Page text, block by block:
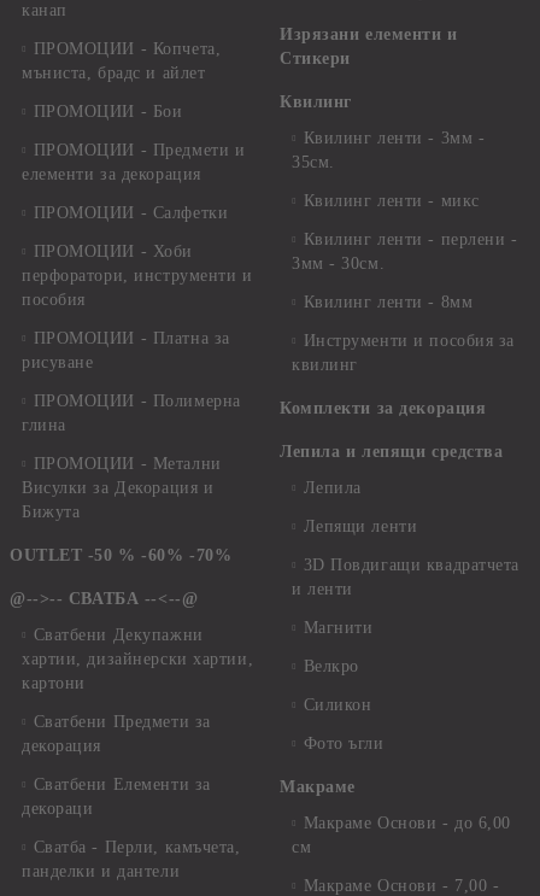
канап
ПРОМОЦИИ - Копчета,
мъниста, брадс и айлет
ПРОМОЦИИ - Бои
ПРОМОЦИИ - Предмети и
елементи за декорация
ПРОМОЦИИ - Салфетки
ПРОМОЦИИ - Хоби
перфоратори, инструменти и
пособия
ПРОМОЦИИ - Платна за
рисуване
ПРОМОЦИИ - Полимерна
глина
ПРОМОЦИИ - Метални
Висулки за Декорация и
Бижута
OUTLET -50 % -60% -70%
@-->-- СВАТБА --<--@
Сватбени Декупажни
хартии, дизайнерски хартии,
картони
Сватбени Предмети за
декорация
Сватбени Елементи за
декораци
Сватба - Перли, камъчета,
панделки и дантели
Изрязани елементи и
Стикери
Квилинг
Квилинг ленти - 3мм -
35см.
Квилинг ленти - микс
Квилинг ленти - перлени -
3мм - 30см.
Квилинг ленти - 8мм
Инструменти и пособия за
квилинг
Комплекти за декорация
Лепила и лепящи средства
Лепила
Лепящи ленти
3D Повдигащи квадратчета
и ленти
Магнити
Велкро
Силикон
Фото ъгли
Макраме
Макраме Основи - до 6,00
см
Макраме Основи - 7,00 -